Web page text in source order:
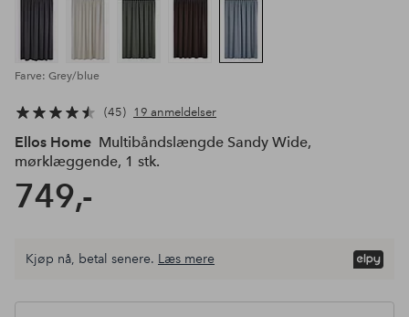
Farve: Grey/blue
45 19 anmeldelser
Ellos Home Multibåndslængde Sandy Wide,
mørklæggende, 1 stk.
749,-
Læg i
Kjøp nå, betal senere. Læs mere